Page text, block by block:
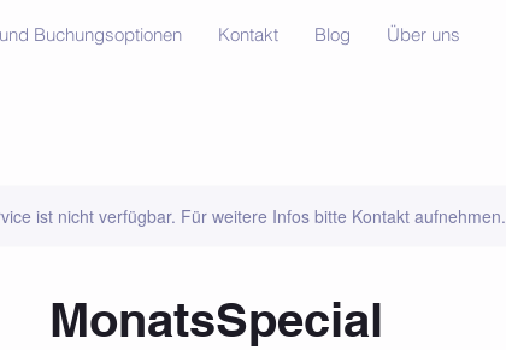
Buchungsoptionen Kontakt Blog Über uns
ist nicht verfügbar. Für weitere Infos bitte Kontakt aufnehmen.
MonatsSpecial